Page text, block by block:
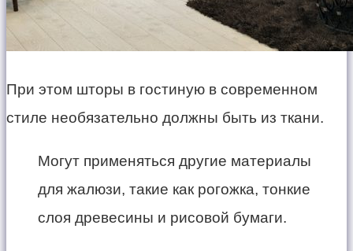
При этом шторы в гостиную в современном
стиле необязательно должны быть из ткани.
Могут применяться другие материалы
для жалюзи, такие как рогожка, тонкие
слоя древесины и рисовой бумаги.